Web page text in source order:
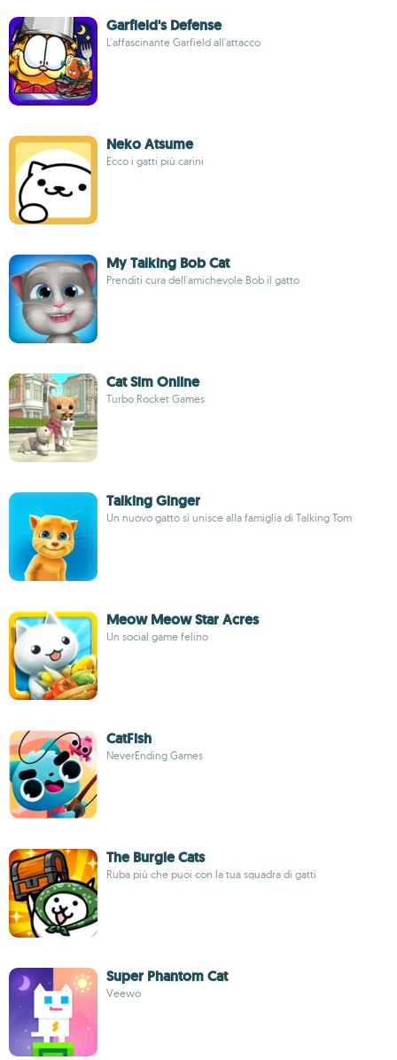
Garfield's Defense
L'affascinante Garfield all'attacco
Neko Atsume
Ecco i gatti più carini
My Talking Bob Cat
Prenditi cura dell'amichevole Bob il gatto
Cat Sim Online
Turbo Rocket Games
Talking Ginger
Un nuovo gatto si unisce alla famiglia di Talking Tom
Meow Meow Star Acres
Un social game felino
CatFish
NeverEnding Games
The Burgle Cats
Ruba più che puoi con la tua squadra di gatti
Super Phantom Cat
Veewo